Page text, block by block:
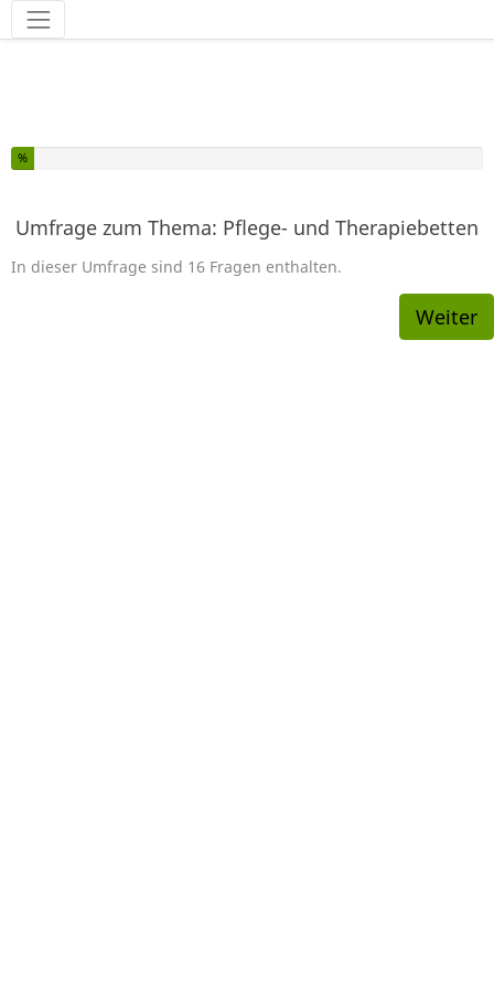
Sie haben % dieser Umfrage fertiggestellt.
%
Umfrage zum Thema: Pflege- und Therapiebetten
In dieser Umfrage sind 16 Fragen enthalten.
Weiter